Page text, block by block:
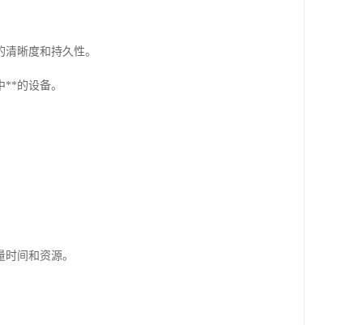
晰度和持久性。
的设备。
间和资源。